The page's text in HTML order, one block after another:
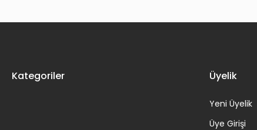
Kategoriler Üyelik
Yeni Üyelik
Üye Girişi